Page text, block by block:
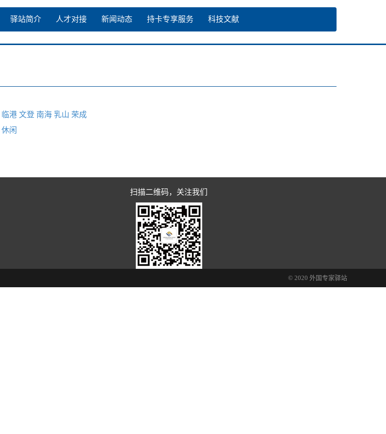
驿站简介 人才对接 新闻动态 持卡专享服务 科技文献
临港 文登 南海 乳山 荣成
休闲
扫描二维码，关注我们
© 2020 外国专家驿站